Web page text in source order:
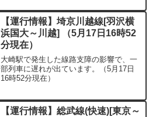
【運行情報】埼京川越線[羽沢横
浜国大～川越] （5月17日16時52
分現在）
大崎駅で発生した線路支障の影響で、一
部列車に遅れが出ています。（5月17日
16時52分現在）
【運行情報】総武線(快速)[東京～